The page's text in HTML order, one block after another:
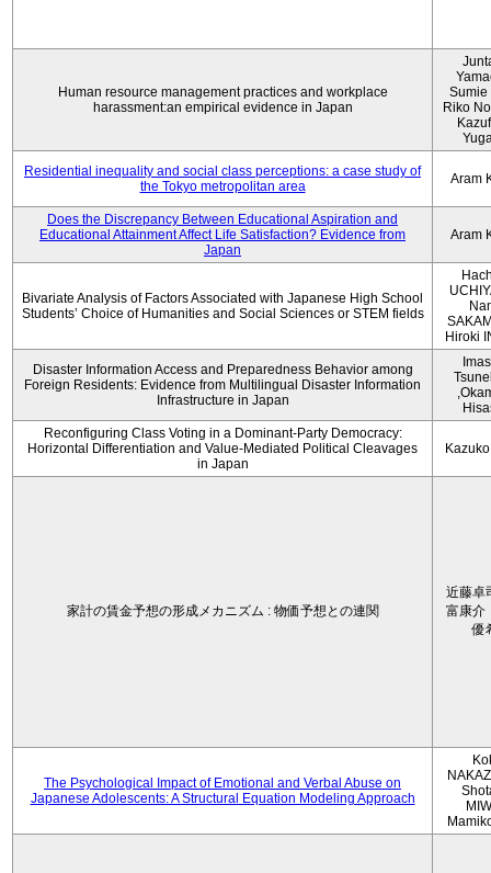
Human resource management practices and workplace
harassment:an empirical evidence in Japan
Sumie
Riko
Residential inequality and social class perceptions: a case study of
the Tokyo metropolitan area
Aram
Does the Discrepancy Between Educational Aspiration and
Educational Attainment Affect Life Satisfaction? Evidence from
Japan
Aram
Bivariate Analysis of Factors Associated with Japanese High School
Students’ Choice of Humanities and Social Sciences or STEM fields
Hiroki
Disaster Information Access and Preparedness Behavior among
Foreign Residents: Evidence from Multilingual Disaster Information
Infrastructure in Japan
Reconfiguring Class Voting in a Dominant-Party Democracy:
Horizontal Differentiation and Value-Mediated Political Cleavages
in Japan
家計の賃金予想の形成メカニズム : 物価予想との連関
近藤卓
富康介
優
The Psychological Impact of Emotional and Verbal Abuse on
Japanese Adolescents: A Structural Equation Modeling Approach